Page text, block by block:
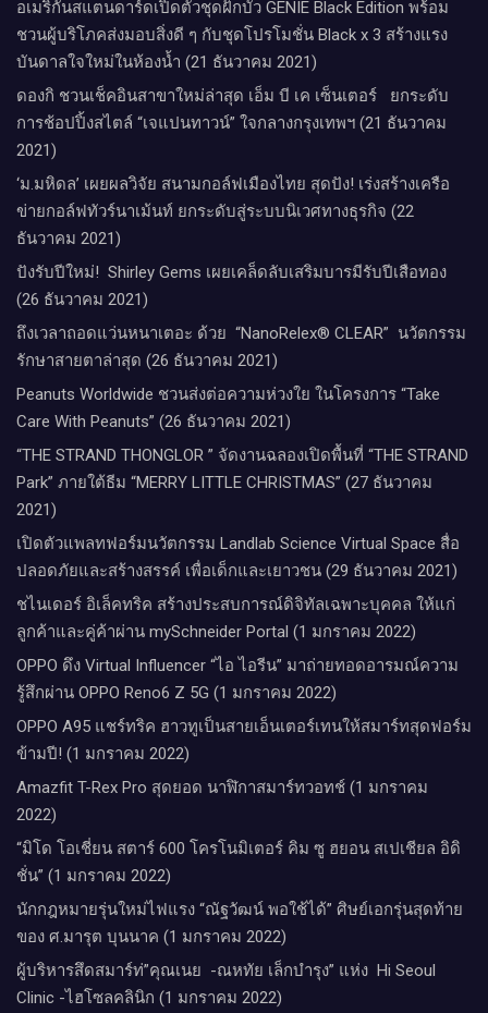
อเมริกันสแตนดาร์ดเปิดตัวชุดฝักบัว GENIE Black Edition พร้อม
ชวนผู้บริโภคส่งมอบสิ่งดี ๆ กับชุดโปรโมชั่น Black x 3 สร้างแรง
บันดาลใจใหม่ในห้องน้ำ (21 ธันวาคม 2021)
ดองกิ ชวนเช็คอินสาขาใหม่ล่าสุด เอ็ม บี เค เซ็นเตอร์ ยกระดับ
การช้อปปิ้งสไตล์ “เจแปนทาวน์” ใจกลางกรุงเทพฯ (21 ธันวาคม
2021)
‘ม.มหิดล’ เผยผลวิจัย สนามกอล์ฟเมืองไทย สุดปัง! เร่งสร้างเครือ
ข่ายกอล์ฟทัวร์นาเม้นท์ ยกระดับสู่ระบบนิเวศทางธุรกิจ (22
ธันวาคม 2021)
ปังรับปีใหม่​! ​ Shirley Gems เผยเคล็ดลับ​เสริมบารมีรับปีเสือทอง
(26 ธันวาคม 2021)
ถึงเวลาถอดแว่นหนาเตอะ ด้วย “NanoRelex® CLEAR” นวัตกรรม
รักษาสายตาล่าสุด (26 ธันวาคม 2021)
Peanuts Worldwide ชวนส่งต่อความห่วงใย​ ​ในโครงการ “Take
Care With Peanuts” (26 ธันวาคม 2021)
“THE STRAND THONGLOR ” จัดงานฉลองเปิดพื้นที่ “THE STRAND
Park” ภายใต้ธีม “MERRY LITTLE CHRISTMAS” (27 ธันวาคม
2021)
เปิดตัวแพลทฟอร์มนวัตกรรม Landlab Science Virtual Space สื่อ
ปลอดภัยและสร้างสรรค์ เพื่อเด็กและเยาวชน (29 ธันวาคม 2021)
ชไนเดอร์ อิเล็คทริค สร้างประสบการณ์ดิจิทัลเฉพาะบุคคล ให้แก่
ลูกค้าและคู่ค้าผ่าน mySchneider Portal (1 มกราคม 2022)
OPPO ดึง Virtual Influencer “ไอ ไอรีน” มาถ่ายทอดอารมณ์ความ
รู้สึกผ่าน OPPO Reno6 Z 5G (1 มกราคม 2022)
OPPO A95 แชร์ทริค ฮาวทูเป็นสายเอ็นเตอร์เทนให้สมาร์ทสุดฟอร์ม
ข้ามปี! (1 มกราคม 2022)
Amazfit T-Rex Pro สุดยอด นาฬิกาสมาร์ทวอทช์ (1 มกราคม
2022)
“มิโด โอเชี่ยน สตาร์ 600 โครโนมิเตอร์ คิม ซู ฮยอน สเปเชียล อิดิ
ชั่น” (1 มกราคม 2022)
นักกฎหมายรุ่นใหม่ไฟแรง “ณัฐวัฒน์ พอใช้ได้” ศิษย์เอกรุ่นสุดท้าย
ของ ศ.มารุต บุนนาค (1 มกราคม 2022)
ผู้บริหารสึดสมาร์ท่”คุณเนย -ณหทัย เล็กบำรุง” แห่ง Hi Seoul
Clinic -ไฮโซลคลินิก (1 มกราคม 2022)